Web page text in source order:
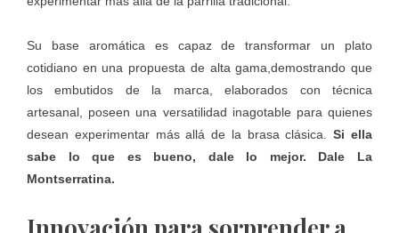
Su base aromática es capaz de transformar un plato
cotidiano en una propuesta de alta gama,demostrando que
los embutidos de la marca, elaborados con técnica
artesanal, poseen una versatilidad inagotable para quienes
desean experimentar más allá de la brasa clásica.Si ella
sabe lo que es bueno, dale lo mejor. Dale La
Montserratina.